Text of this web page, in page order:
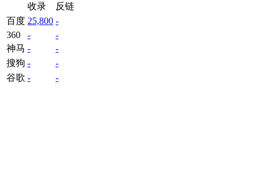
收录
反链
百度 25,800 -
360
-
-
神马 -
-
搜狗 -
-
谷歌 - -